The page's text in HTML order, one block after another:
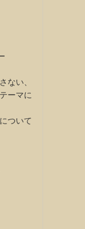
ない、
ーマに
ついて